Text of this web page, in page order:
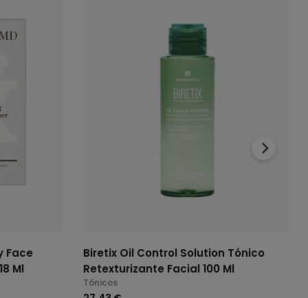
Face
Ml
Biretix Oil Control Solution Tónico
Retexturizante Facial 100 Ml
Tónicos
›